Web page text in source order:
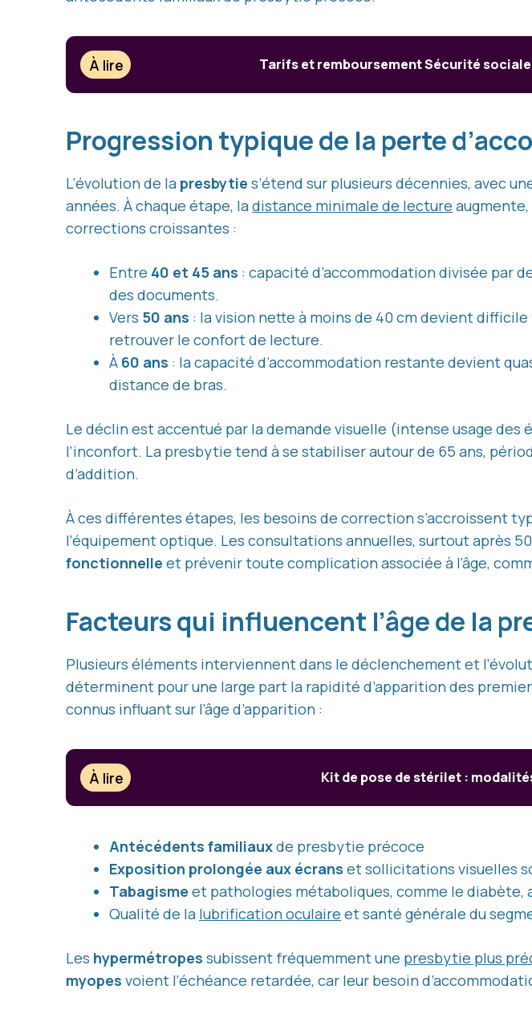
À lire Tarifs et remboursement Sécurité
Progression typique de la perte
L’évolution de la presbytie s’étend sur plusieurs décennies, avec
années. À chaque étape, ladistance minimale de lecture
corrections croissantes :
Entre 40 et 45 ans : capacité d’accommodation divisée par
des documents.
Vers 50 ans : la vision nette à moins de 40 cm devient
retrouver le confort de lecture.
À 60 ans : la capacité d’accommodation restante devient
distance de bras.
Le déclin est accentué par la demande visuelle (intense usage des
l’inconfort. La presbytie tend à se stabiliser autour de 65 ans,
d’addition.
À ces différentes étapes, les besoins de correction s’accroissent
l’équipement optique. Les consultations annuelles, surtout après
fonctionnelle et prévenir toute complication associée à l’âge,
Facteurs qui influencent l’âge de la
Plusieurs éléments interviennent dans le déclenchement et
déterminent pour une large part la rapidité d’apparition des
connus influant sur l’âge d’apparition :
À lire Kit de pose de stérilet :
Antécédents familiauxde presbytie précoce
Exposition prolongée aux écrans et sollicitations visuelles
Tabagisme et pathologies métaboliques, comme le
Qualité de la lubrification oculaire et santé générale du
Les hypermétropes subissent fréquemment une presbytie plus
myopes voient l’échéance retardée, car leur besoin